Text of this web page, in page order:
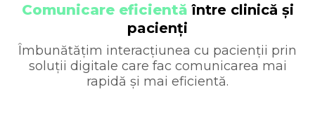
Comunicare eficientă între clinică și
pacienți
Îmbunătățim interacțiunea cu pacienții prin
soluții digitale care fac comunicarea mai
rapidă și mai eficientă.